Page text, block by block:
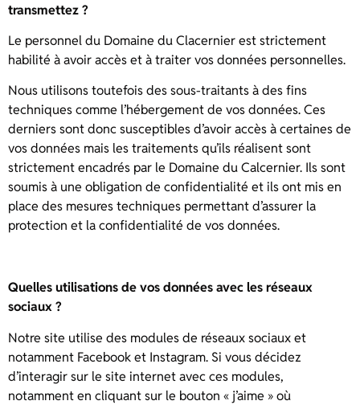
transmettez ?
Le personnel du Domaine du Clacernier est strictement
habilité à avoir accès et à traiter vos données personnelles.
Nous utilisons toutefois des sous-traitants à des fins
techniques comme l’hébergement de vos données. Ces
derniers sont donc susceptibles d’avoir accès à certaines de
vos données mais les traitements qu’ils réalisent sont
strictement encadrés par le Domaine du Calcernier. Ils sont
soumis à une obligation de confidentialité et ils ont mis en
place des mesures techniques permettant d’assurer la
protection et la confidentialité de vos données.
Quelles utilisations de vos données avec les réseaux
sociaux ?
Notre site utilise des modules de réseaux sociaux et
notamment Facebook et Instagram. Si vous décidez
d’interagir sur le site internet avec ces modules,
notamment en cliquant sur le bouton « j’aime » où